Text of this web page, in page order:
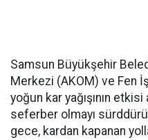
Samsun Büyükşehir
Merkezi (AKOM) ve Fen
yoğun kar yağışının
seferber olmayı
gece, kardan kapanan